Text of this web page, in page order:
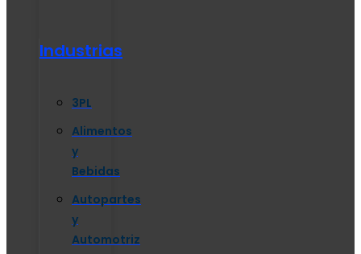
Industrias
3PL
Alimentos
y
Bebidas
Autopartes
y
Automotriz